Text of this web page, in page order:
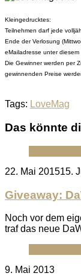
Kleingedrucktes:
Teilnehmen darf jede
Ende der Verlosung
eMailadresse unter
Die Gewinner werden per
gewinnenden Preise
Tags: LoveMag
Das könnte
Posted
22. Mai 201515.
Giveaway:
Noch vor dem
traf das neue
Posted
9. Mai 2013